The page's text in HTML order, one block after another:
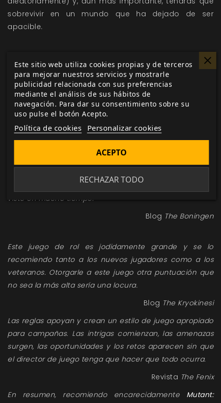
sobrevivir en un mundo que ha dejado de ser
apacible.
Mutant: Year Zerotiene prevista su publicación para
el último trimestre de 2015. Desde esta misma página
web iremos informando sobre el estado del proyecto
cuando haya avanzado lo suficiente. Mientras tanto,
os ofrecemos un enlace a la
y algunos extractos de opiniones sobre el juego de
otros países que podrían serviros para conocer qué
piensan otros aficionados:
innovación en los juegos de rol suecos que no se había
visto en mucho tiempo.
Blog The Boningen
Este juego de rol es jodidamente grande y se lo
recomiendo tanto a los nuevos jugadores como a los
veteranos. Otorgarle a este juego otra puntuación que
no sea la más alta sería una locura.
Blog The Kryokinesi
Las reglas apoyan y crean un estilo de juego apropiado
para campañas. Las intrigas comienzan, las amenazas
surgen, las oportunidades y los retos aparecen sin que
el director de juego tenga que hacer que todo ocurra.
Revista The Fenix
En resumen, recomiendo encarecidamente Mutant:
Este sitio web utiliza cookies propias y de terceros
para mejorar nuestros servicios y mostrarle
publicidad relacionada con sus preferencias
mediante el análisis de sus hábitos de
navegación. Para dar su consentimiento sobre su
uso pulse el botón Acepto.
Política de cookies Personalizar cookies
RECHAZAR TODO
ACEPTO